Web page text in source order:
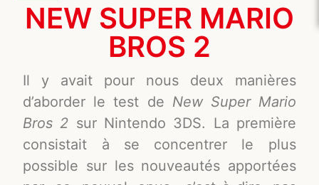
NEW SUPER MARIO
BROS 2
Il y avait pour nous deux manières
d’aborder le test de New Super Mario
Bros 2 sur Nintendo 3DS. La première
consistait à se concentrer le plus
possible sur les nouveautés apportées